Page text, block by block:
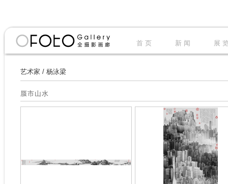
首 页 新 闻 展
艺术家 / 杨泳梁
蜃市山水